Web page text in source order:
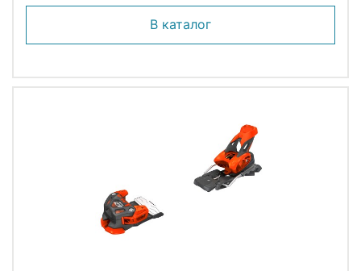
В каталог